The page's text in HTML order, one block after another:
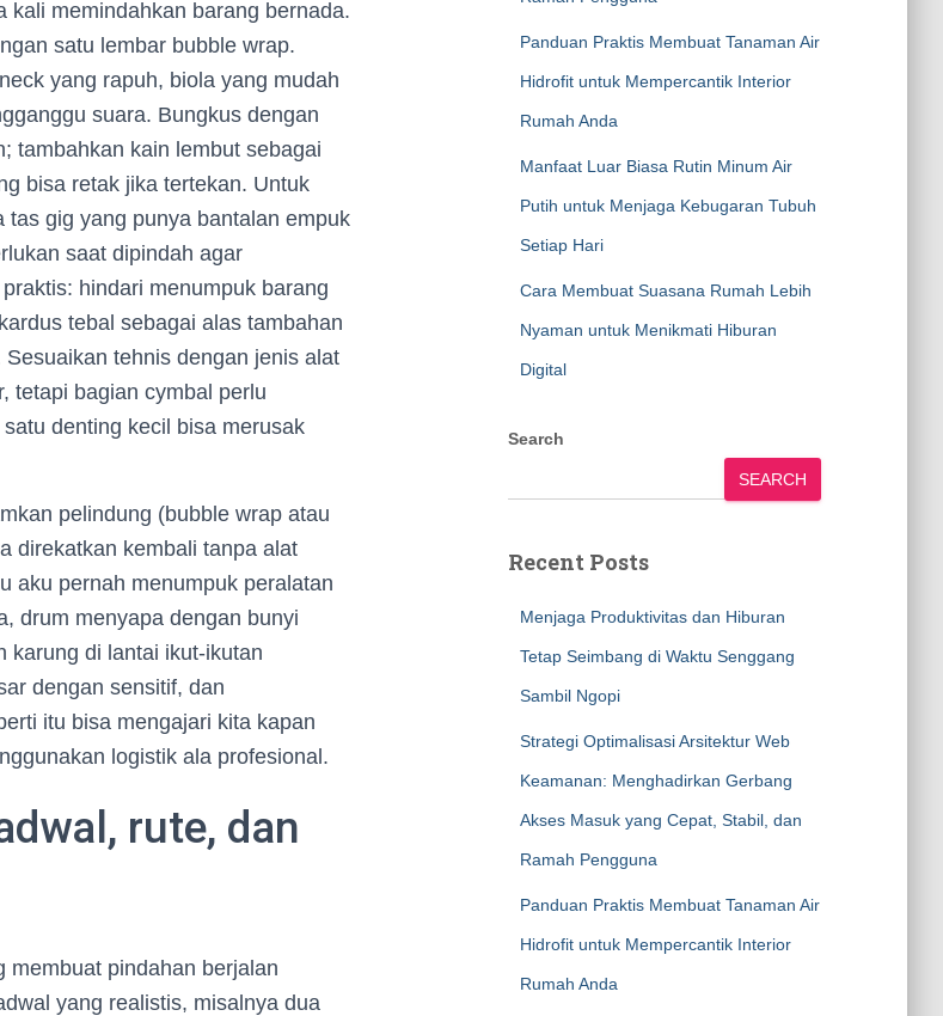
kali memindahkan barang bernada.
satu lembar bubble wrap.
yang rapuh, biola yang mudah
suara. Bungkus dengan
tambahkan kain lembut sebagai
bisa retak jika tertekan. Untuk
gig yang punya bantalan empuk
saat dipindah agar
hindari menumpuk barang
tebal sebagai alas tambahan
tehnis dengan jenis alat
tetapi bagian cymbal perlu
denting kecil bisa merusak
pelindung (bubble wrap atau
direkatkan kembali tanpa alat
aku pernah menumpuk peralatan
drum menyapa dengan bunyi
karung di lantai ikut-ikutan
dengan sensitif, dan
itu bisa mengajari kita kapan
logistik ala profesional.
rute, dan
membuat pindahan berjalan
yang realistis, misalnya dua
Panduan Praktis Membuat Tanaman Air
Hidrofit untuk Mempercantik Interior
Rumah Anda
Manfaat Luar Biasa Rutin Minum Air
Putih untuk Menjaga Kebugaran Tubuh
Setiap Hari
Cara Membuat Suasana Rumah Lebih
Nyaman untuk Menikmati Hiburan
Digital
Search
SEARCH
Recent Posts
Menjaga Produktivitas dan Hiburan
Tetap Seimbang di Waktu Senggang
Sambil Ngopi
Strategi Optimalisasi Arsitektur Web
Keamanan: Menghadirkan Gerbang
Akses Masuk yang Cepat, Stabil, dan
Ramah Pengguna
Panduan Praktis Membuat Tanaman Air
Hidrofit untuk Mempercantik Interior
Rumah Anda